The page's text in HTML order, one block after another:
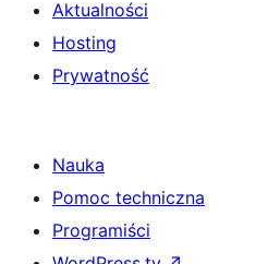
Aktualności
Hosting
Prywatność
Nauka
Pomoc techniczna
Programiści